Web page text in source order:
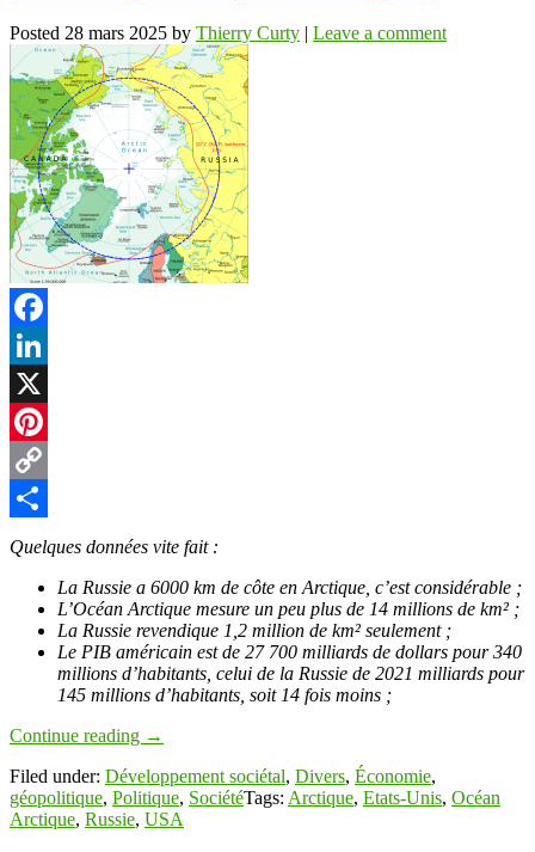
Posted 28 mars 2025 by Thierry Curty | Leave a comment
Facebook
LinkedIn
X
Pinterest
Copy
Link
Partager
Quelques données vite fait :
La Russie a 6000 km de côte en Arctique, c’est considérable ;
L’Océan Arctique mesure un peu plus de 14 millions de km² ;
La Russie revendique 1,2 million de km² seulement ;
Le PIB américain est de 27 700 milliards de dollars pour 340
millions d’habitants, celui de la Russie de 2021 milliards pour
145 millions d’habitants, soit 14 fois moins ;
Continue reading →
Filed under: Développement sociétal, Divers, Économie,
géopolitique, Politique, SociétéTags: Arctique, Etats-Unis, Océan
Arctique, Russie, USA